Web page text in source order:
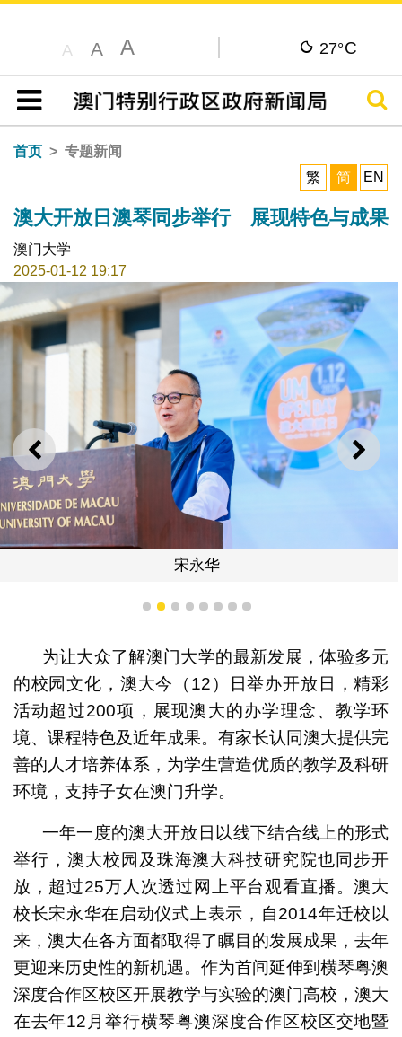
A A A 27°C
目录
搜寻
首页
专题新闻
繁
简 EN
澳大开放日澳琴同步举行 展现特色与成果
澳门大学
2025-01-12 19:17
上一则 下一
宋永华
1 2 3 4 5 6 7 8
为让大众了解澳门大学的最新发展，体验多元
的校园文化，澳大今（12）日举办开放日，精彩
活动超过200项，展现澳大的办学理念、教学环
境、课程特色及近年成果。有家长认同澳大提供完
善的人才培养体系，为学生营造优质的教学及科研
环境，支持子女在澳门升学。
一年一度的澳大开放日以线下结合线上的形式
举行，澳大校园及珠海澳大科技研究院也同步开
放，超过25万人次透过网上平台观看直播。澳大
校长宋永华在启动仪式上表示，自2014年迁校以
来，澳大在各方面都取得了瞩目的发展成果，去年
更迎来历史性的新机遇。作为首间延伸到横琴粤澳
深度合作区校区开展教学与实验的澳门高校，澳大
在去年12月举行横琴粤澳深度合作区校区交地暨